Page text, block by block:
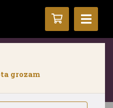
līdz
dēļ. Pieejams
grozam